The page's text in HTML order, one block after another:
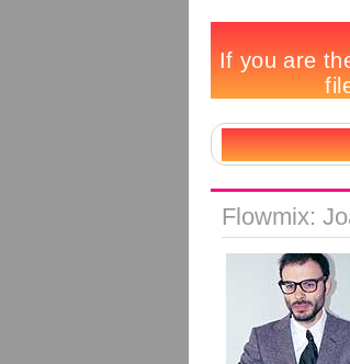
Flowmix: